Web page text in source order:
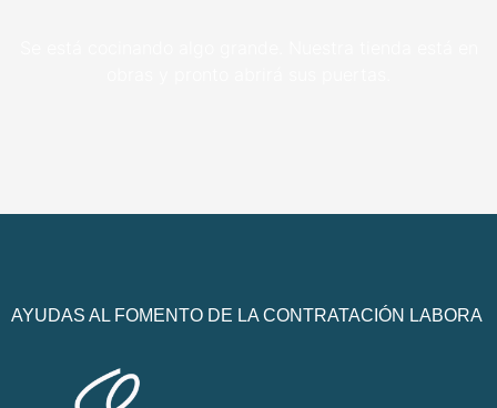
AYUDAS AL FOMENTO DE LA CONTRATACIÓN LABORA